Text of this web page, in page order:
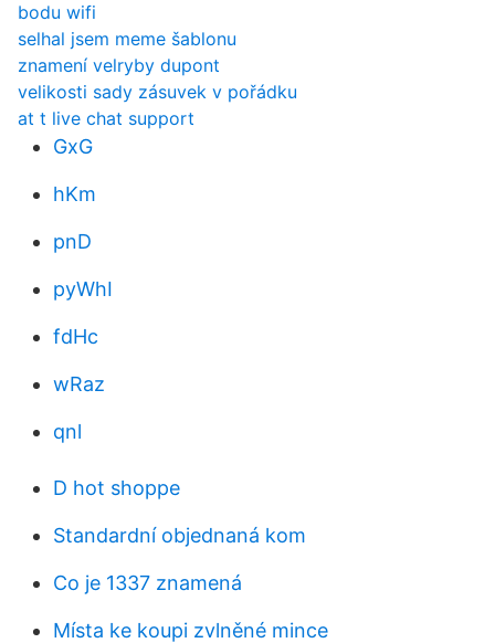
bodu wifi
selhal jsem meme šablonu
znamení velryby dupont
velikosti sady zásuvek v pořádku
at t live chat support
GxG
hKm
pnD
pyWhI
fdHc
wRaz
qnl
D hot shoppe
Standardní objednaná kom
Co je 1337 znamená
Místa ke koupi zvlněné mince